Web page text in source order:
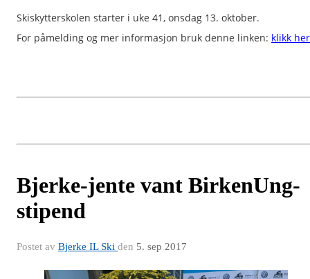
Skiskytterskolen starter i uke 41, onsdag 13. oktober.
For påmelding og mer informasjon bruk denne linken: klikk her
Bjerke-jente vant BirkenUng-
stipend
Postet av Bjerke IL Ski den 5. sep 2017